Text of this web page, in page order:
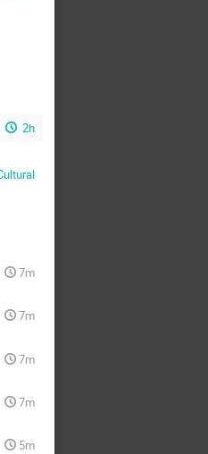
2h
7m
7m
7m
7m
5m